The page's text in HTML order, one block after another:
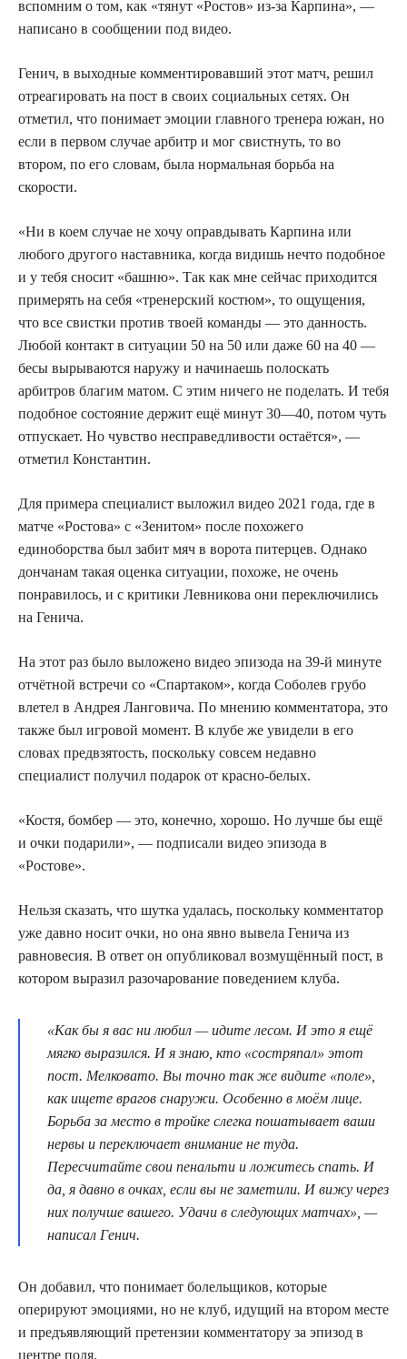
вспомним о том, как «тянут «Ростов» из-за Карпина», —
написано в сообщении под видео.
Генич, в выходные комментировавший этот матч, решил
отреагировать на пост в своих социальных сетях. Он
отметил, что понимает эмоции главного тренера южан, но
если в первом случае арбитр и мог свистнуть, то во
втором, по его словам, была нормальная борьба на
скорости.
«Ни в коем случае не хочу оправдывать Карпина или
любого другого наставника, когда видишь нечто подобное
и у тебя сносит «башню». Так как мне сейчас приходится
примерять на себя «тренерский костюм», то ощущения,
что все свистки против твоей команды — это данность.
Любой контакт в ситуации 50 на 50 или даже 60 на 40 —
бесы вырываются наружу и начинаешь полоскать
арбитров благим матом. С этим ничего не поделать. И тебя
подобное состояние держит ещё минут 30—40, потом чуть
отпускает. Но чувство несправедливости остаётся», —
отметил Константин.
Для примера специалист выложил видео 2021 года, где в
матче «Ростова» с «Зенитом» после похожего
единоборства был забит мяч в ворота питерцев. Однако
дончанам такая оценка ситуации, похоже, не очень
понравилось, и с критики Левникова они переключились
на Генича.
На этот раз было выложено видео эпизода на 39-й минуте
отчётной встречи со «Спартаком», когда Соболев грубо
влетел в Андрея Ланговича. По мнению комментатора, это
также был игровой момент. В клубе же увидели в его
словах предвзятость, поскольку совсем недавно
специалист получил подарок от красно-белых.
«Костя, бомбер — это, конечно, хорошо. Но лучше бы ещё
и очки подарили», — подписали видео эпизода в
«Ростове».
Нельзя сказать, что шутка удалась, поскольку комментатор
уже давно носит очки, но она явно вывела Генича из
равновесия. В ответ он опубликовал возмущённый пост, в
котором выразил разочарование поведением клуба.
«Как бы я вас ни любил — идите лесом. И это я ещё
мягко выразился. И я знаю, кто «состряпал» этот
пост. Мелковато. Вы точно так же видите «поле»,
как ищете врагов снаружи. Особенно в моём лице.
Борьба за место в тройке слегка пошатывает ваши
нервы и переключает внимание не туда.
Пересчитайте свои пенальти и ложитесь спать. И
да, я давно в очках, если вы не заметили. И вижу через
них получше вашего. Удачи в следующих матчах», —
написал Генич.
Он добавил, что понимает болельщиков, которые
оперируют эмоциями, но не клуб, идущий на втором месте
и предъявляющий претензии комментатору за эпизод в
центре поля.